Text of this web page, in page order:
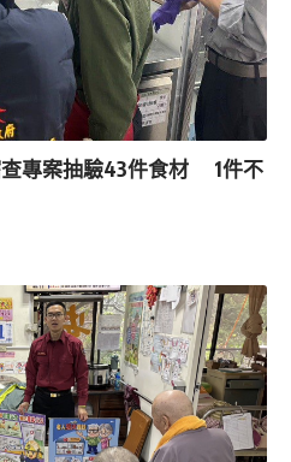
查專案抽驗43件食材 1件不